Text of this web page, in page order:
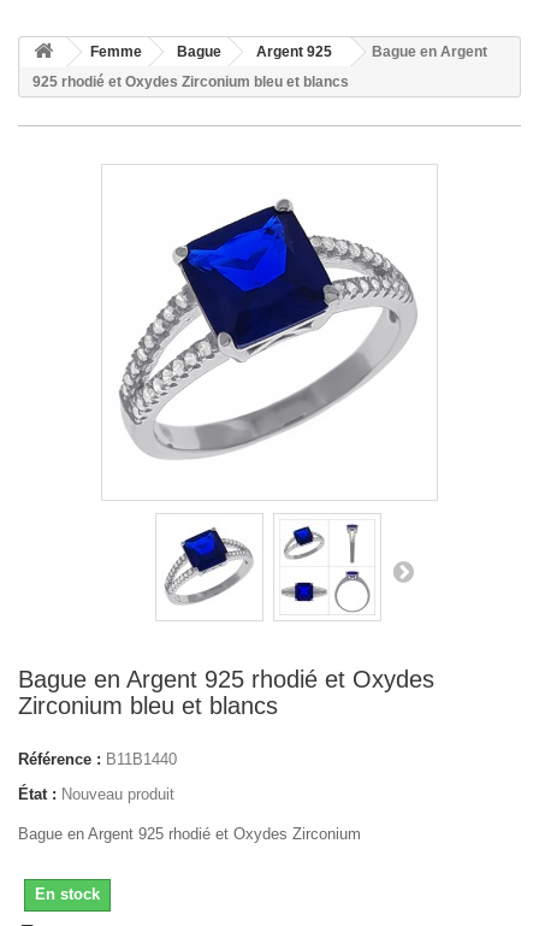
Femme Bague Argent 925
Bague en Argent
925 rhodié et Oxydes Zirconium bleu et blancs
Bague en Argent 925 rhodié et Oxydes
Zirconium bleu et blancs
Référence : B11B1440
État : Nouveau produit
Bague en Argent 925 rhodié et Oxydes Zirconium
En stock